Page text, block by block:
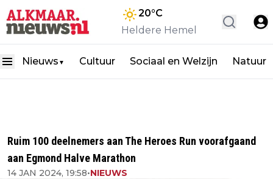
20°C
Heldere Hemel
Nieuws ▼ Cultuur Sociaal en Welzijn Natuur
Ruim 100 deelnemers aan The Heroes Run voorafgaand
aan Egmond Halve Marathon
14 JAN 2024, 19:58•NIEUWS